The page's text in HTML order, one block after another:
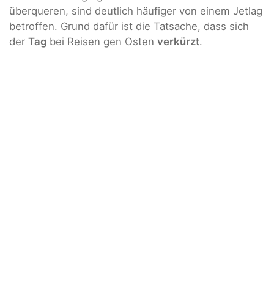
überqueren, sind deutlich häufiger von einem Jetlag
betroffen. Grund dafür ist die Tatsache, dass sich
der Tag bei Reisen gen Osten verkürzt.